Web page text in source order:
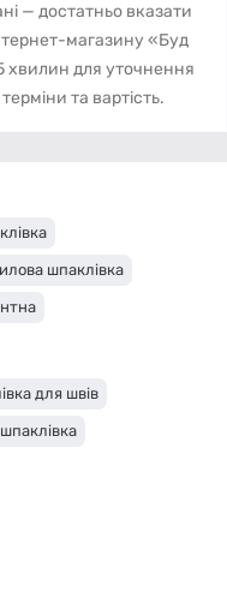
— достатньо вказати
магазину «Буд
хвилин для уточнення
та вартість.
шпаклівка
для швів